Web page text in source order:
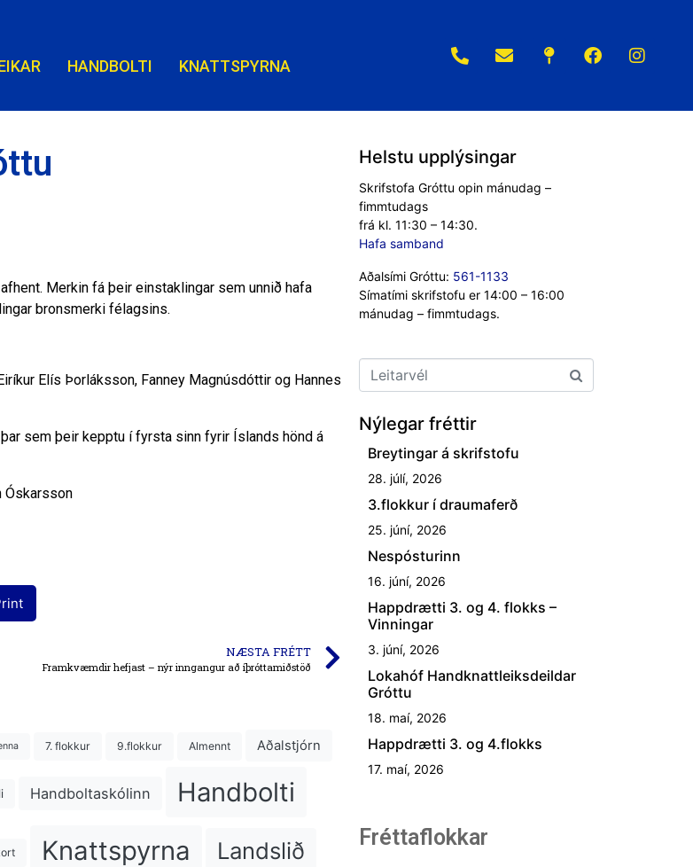
HANDBOLTI KNATTSPYRNA
Merkin fá þeir einstaklingar sem unnið hafa
bronsmerki félagsins.
Elís Þorláksson, Fanney Magnúsdóttir og Hannes
sem þeir kepptu í fyrsta sinn fyrir Íslands hönd á
Óskarsson
NÆSTA FRÉTT
Framkvæmdir hefjast – nýr inngangur að íþróttamiðstöð
7. flokkur 9.flokkur Almennt Aðalstjórn
Handboltaskólinn Handbolti
Knattspyrna Landslið
Helstu upplýsingar
Skrifstofa Gróttu opin mánudag –
fimmtudags
frá kl. 11:30 – 14:30.
Hafa samband
Aðalsími Gróttu: 561-1133
Símatími skrifstofu er 14:00 – 16:00
mánudag – fimmtudags.
Nýlegar fréttir
Breytingar á skrifstofu
28. júlí, 2026
3.flokkur í draumaferð
25. júní, 2026
Nespósturinn
16. júní, 2026
Happdrætti 3. og 4. flokks –
Vinningar
3. júní, 2026
Lokahóf Handknattleiksdeildar
Gróttu
18. maí, 2026
Happdrætti 3. og 4.flokks
17. maí, 2026
Fréttaflokkar